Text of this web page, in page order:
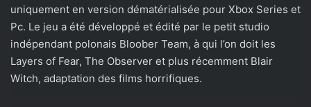
uniquement en version dématérialisée pour Xbox Series et
Pc. Le jeu a été développé et édité par le petit studio
indépendant polonais Bloober Team, à qui l’on doit les
Layers of Fear, The Observer et plus récemment Blair
Witch, adaptation des films horrifiques.